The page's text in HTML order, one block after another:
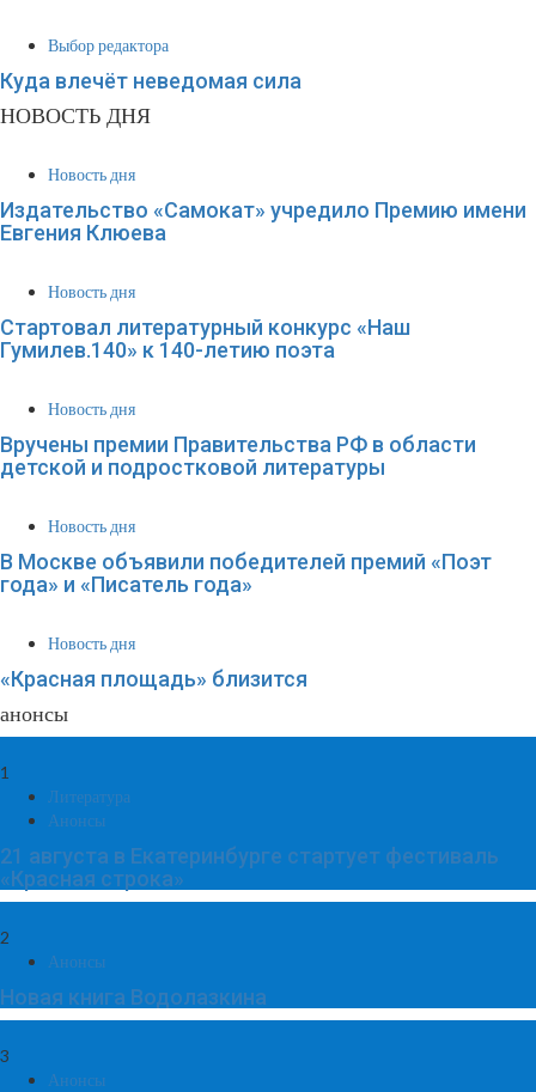
Выбор редактора
Куда влечёт неведомая сила
НОВОСТЬ ДНЯ
Новость дня
Издательство «Самокат» учредило Премию имени
Евгения Клюева
Новость дня
Стартовал литературный конкурс «Наш
Гумилев.140» к 140-летию поэта
Новость дня
Вручены премии Правительства РФ в области
детской и подростковой литературы
Новость дня
В Москве объявили победителей премий «Поэт
года» и «Писатель года»
Новость дня
«Красная площадь» близится
анонсы
1
Литература
Анонсы
21 августа в Екатеринбурге стартует фестиваль
«Красная строка»
2
Анонсы
Новая книга Водолазкина
3
Анонсы